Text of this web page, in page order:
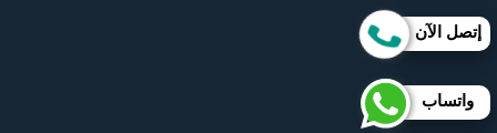
إتصل الآن
واتساب